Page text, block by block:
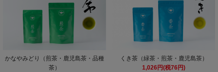
かなやみどり（煎茶・鹿児島茶・品種
茶）
くき茶（緑茶・煎茶・鹿児島茶）
1,026円(税76円)